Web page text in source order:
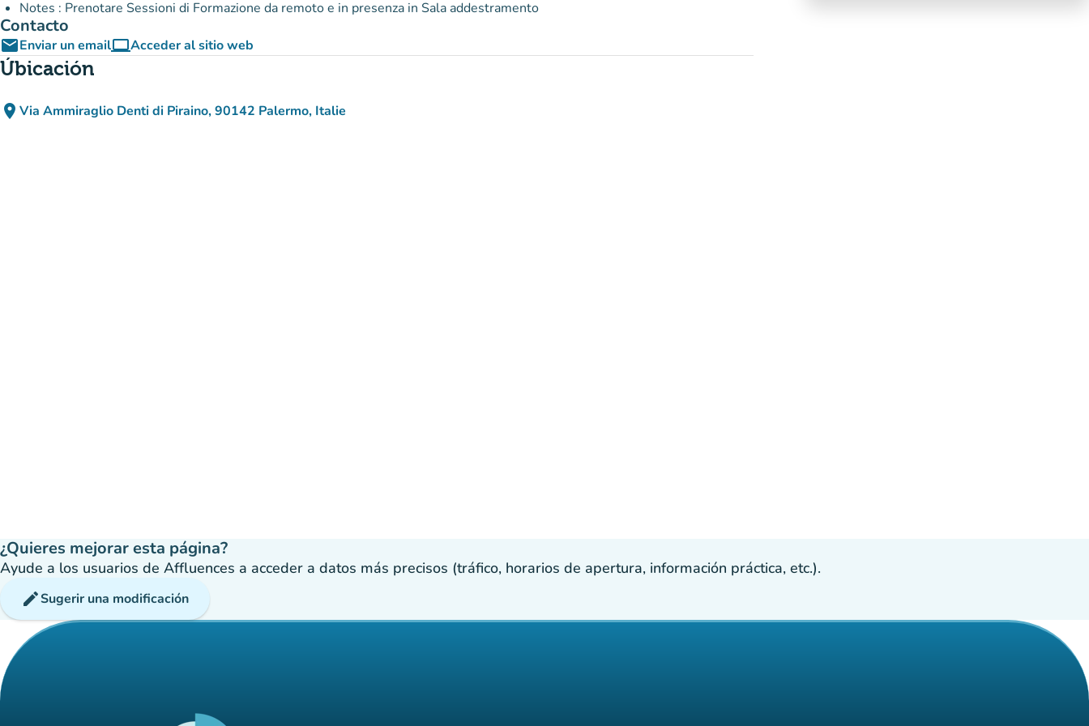
Notes : Prenotare Sessioni di Formazione da remoto e in presenza in Sala addestramento
Contacto
emailEnviar un emailcomputerAcceder al sitio web
(nueva pestaña)
Úbicación
place Via Ammiraglio Denti di Piraino, 90142 Palermo, Italie
(abrir en Google Maps)
(nueva pestaña)
¿Quieres mejorar esta página?
Ayude a los usuarios de Affluences a acceder a datos más precisos (tráfico, horarios de apertura, información práctica, etc.).
editSugerir una modificación